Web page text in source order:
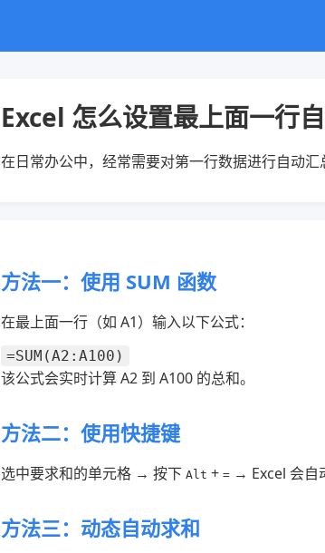
Excel 怎么设置最上面一行自
在日常办公中，经常需要对第一行数据进行自动
方法一：使用 SUM 函数
在最上面一行（如 A1）输入以下公式：
=SUM(A2:A100)
该公式会实时计算 A2 到 A100 的总和。
方法二：使用快捷键
选中要求和的单元格 → 按下 Alt + = → Excel 会自
方法三：动态自动求和